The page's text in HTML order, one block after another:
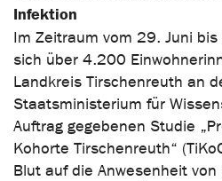
Infektion
Im Zeitraum vom 29. Juni
sich über 4.200
Landkreis Tirschenreuth an
Staatsministerium für
Auftrag gegebenen Studie
Kohorte Tirschenreuth“
Blut auf die Anwesenheit von